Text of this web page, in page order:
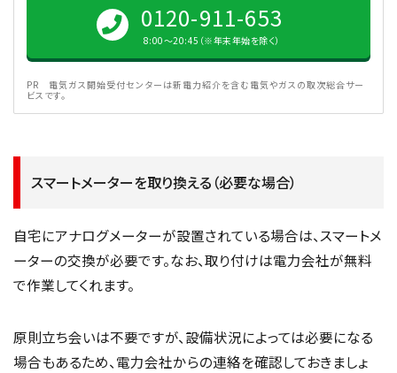
0120-911-653
8:00〜20:45（※年末年始を除く）
PR 電気ガス開始受付センターは新電力紹介を含む電気やガスの取次総合サー
ビスです。
スマートメーターを取り換える（必要な場合）
自宅にアナログメーターが設置されている場合は、スマートメ
ーターの交換が必要です。なお、取り付けは電力会社が無料
で作業してくれます。
原則立ち会いは不要ですが、設備状況によっては必要になる
場合もあるため、電力会社からの連絡を確認しておきましょ